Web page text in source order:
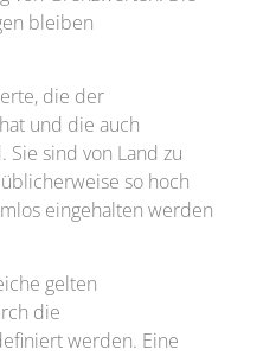
bleiben
die der
und die auch
sind von Land zu
so hoch
eingehalten werden
gelten
die
werden. Eine